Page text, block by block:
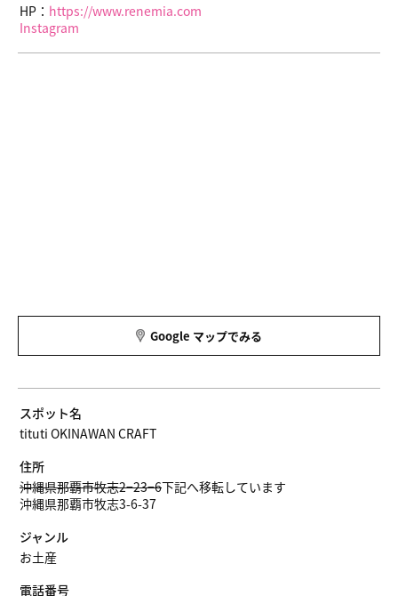
HP： https://www.renemia.com
Instagram
Google マップでみる
スポット名
tituti OKINAWAN CRAFT
住所
沖縄県那覇市牧志2−23−6下記へ移転しています
沖縄県那覇市牧志3-6-37
ジャンル
お土産
電話番号